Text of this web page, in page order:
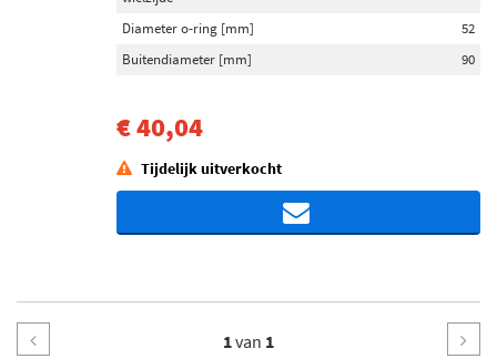
Diameter o-ring [mm]
52
Buitendiameter [mm]
90
€ 40,04
Tijdelijk uitverkocht
1van 1